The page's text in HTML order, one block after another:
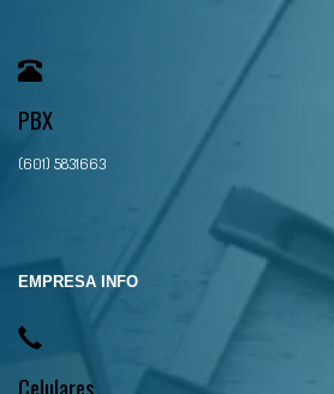
PBX
(601) 5831663
EMPRESA INFO
Celulares